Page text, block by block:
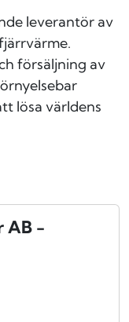
leverantör av
försäljning av
lösa världens
AB -